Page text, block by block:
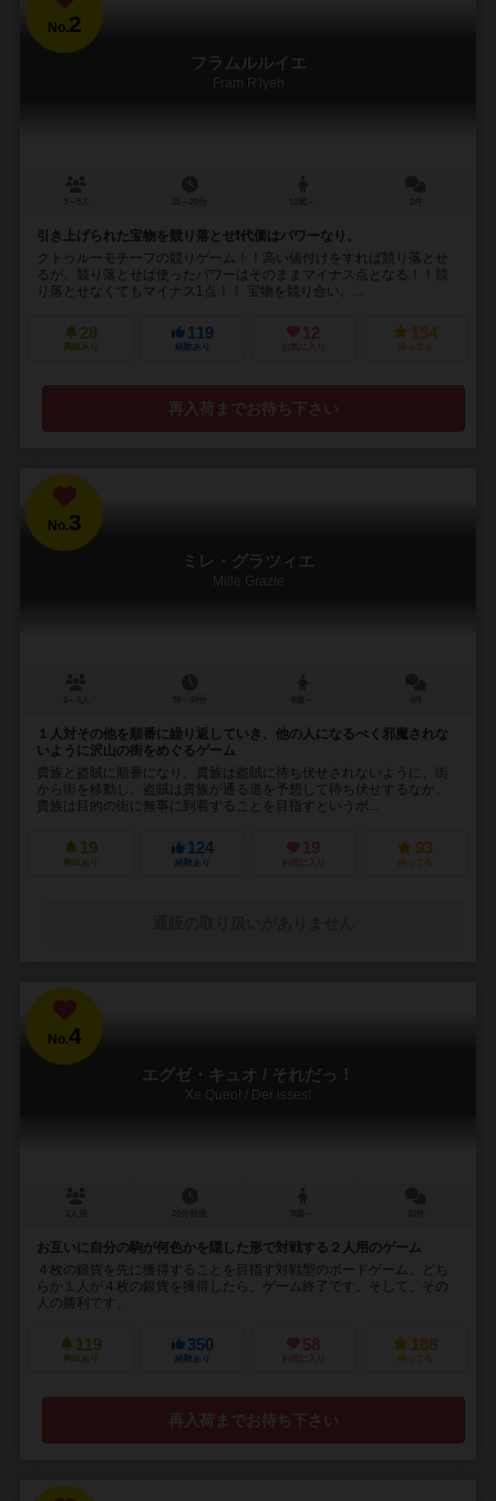
No.2
フラムルルイエ
Fram R'lyeh
引き上げられた宝物を競り落とせ❗代価はパワーなり。
クトゥルーモチーフの競りゲーム！！高い値付けをすれば競り落とせ
るが、競り落とせば使ったパワーはそのままマイナス点となる！！競
り落とせなくてもマイナス1点！！ 宝物を競り合い、...
28
興味あり
119
経験あり
12
お気に入り
134
持ってる
再入荷までお待ち下さい
No.3
ミレ・グラツィエ
Mille Grazie
１人対その他を順番に繰り返していき、他の人になるべく邪魔されな
いように沢山の街をめぐるゲーム
貴族と盗賊に順番になり、貴族は盗賊に待ち伏せされないように、街
から街を移動し、盗賊は貴族が通る道を予想して待ち伏せするなか、
貴族は目的の街に無事に到着することを目指すというボ...
19
興味あり
124
経験あり
19
お気に入り
93
持ってる
No.4
エグゼ・キュオ / それだっ！
Xe Queo! / Der isses!
お互いに自分の駒が何色かを隠した形で対戦する２人用のゲーム
４枚の銀貨を先に獲得することを目指す対戦型のボードゲーム。どち
らか１人が４枚の銀貨を獲得したら、ゲーム終了です。そして、その
人の勝利です。
119
興味あり
350
経験あり
58
お気に入り
188
持ってる
再入荷までお待ち下さい